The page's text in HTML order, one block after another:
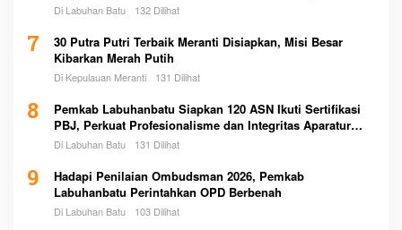
Di Labuhan Batu 132 Dilihat
7
30 Putra Putri Terbaik Meranti Disiapkan, Misi Besar
Kibarkan Merah Putih
Di Kepulauan Meranti 131 Dilihat
8
Pemkab Labuhanbatu Siapkan 120 ASN Ikuti Sertifikasi
PBJ, Perkuat Profesionalisme dan Integritas Aparatur
Pemerintah
Di Labuhan Batu 131 Dilihat
9
Hadapi Penilaian Ombudsman 2026, Pemkab
Labuhanbatu Perintahkan OPD Berbenah
Di Labuhan Batu 103 Dilihat